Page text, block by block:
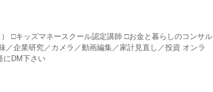
□キッズマネースクール認定講師 □お金と暮らしのコンサル
企業研究／カメラ／動画編集／家計見直し／投資 オンラ
にDM下さい